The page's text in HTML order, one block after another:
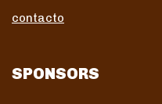
contacto
SPONSORS